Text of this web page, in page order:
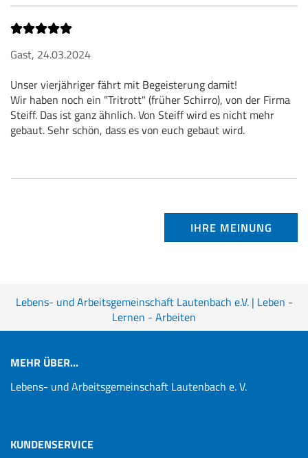
Gast, 24.03.2024
Unser vierjähriger fährt mit Begeisterung damit!
Wir haben noch ein "Tritrott" (früher Schirro), von der Firma
Steiff. Das ist ganz ähnlich. Von Steiff wird es nicht mehr
gebaut. Sehr schön, dass es von euch gebaut wird.
IHRE MEINUNG
Lebens- und Arbeitsgemeinschaft Lautenbach e.V. | Leben -
Lernen - Arbeiten
MEHR ÜBER...
Lebens- und Arbeitsgemeinschaft Lautenbach e. V.
KUNDENSERVICE